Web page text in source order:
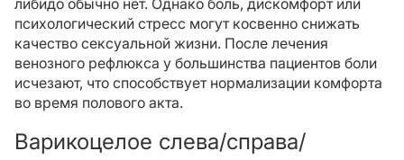
либидо обычно нет. Однако боль, дискомфорт или
психологический стресс могут косвенно снижать
качество сексуальной жизни. После лечения
венозного рефлюкса у большинства пациентов боли
исчезают, что способствует нормализации комфорта
во время полового акта.
Варикоцелое слева/справа/